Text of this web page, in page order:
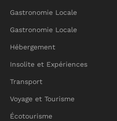
Gastronomie Locale
Gastronomie Locale
Hébergement
Insolite et Expériences
Transport
Voyage et Tourisme
Écotourisme